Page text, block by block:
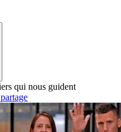
qui nous guident